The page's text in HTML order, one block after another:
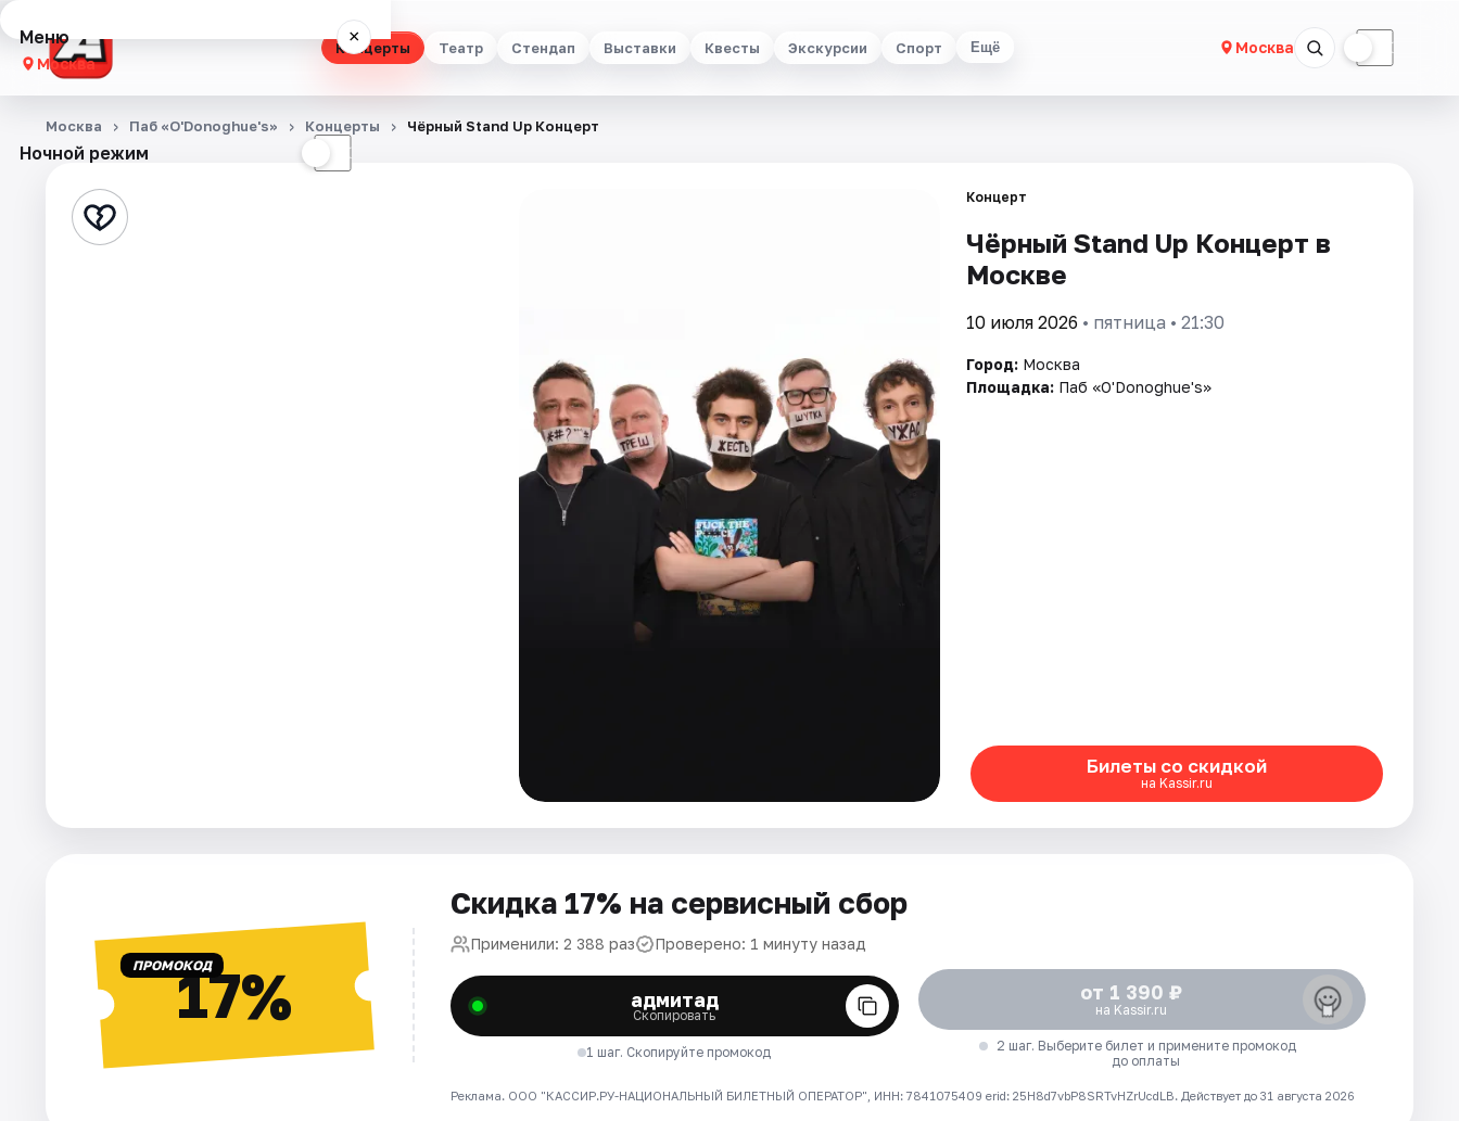
Концерты Театр Стендап Выставки Квесты Экскурсии Спорт Ещё Москва ☾
Меню ×
Москва
Концерты
Стендап
Ночной режим ☾
Москва Паб «O'Donoghue's» Концерты Чёрный Stand Up Концерт
Концерт
Чёрный Stand Up Концерт в
Москве
10 июля 2026 • пятница • 21:30
Город: Москва
Площадка: Паб «O'Donoghue's»
Билеты со скидкой
на Kassir.ru
ПРОМОКОД17%
Скидка 17% на сервисный сбор
Применили: 2 388 раз Проверено: 1 минуту назад
адмитад
Скопировать
1 шаг. Скопируйте промокод
от 1 390 ₽
на Kassir.ru
2 шаг. Выберите билет и примените промокод
до оплаты
Реклама. ООО "КАССИР.РУ-НАЦИОНАЛЬНЫЙ БИЛЕТНЫЙ ОПЕРАТОР", ИНН: 7841075409 erid: 25H8d7vbP8SRTvHZrUcdLB. Действует до 31 августа 2026